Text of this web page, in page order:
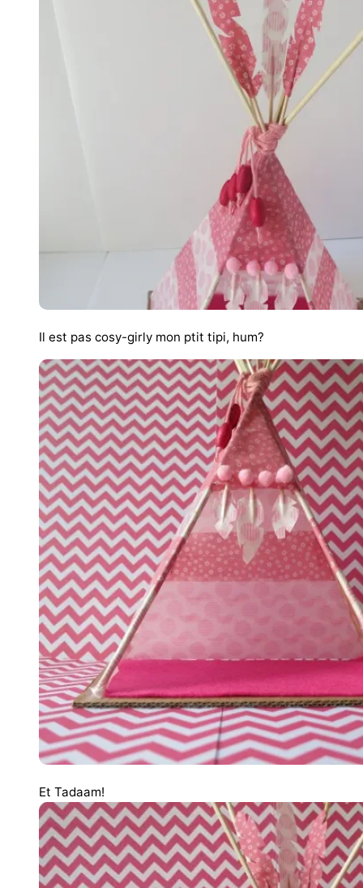
Il est pas cosy-girly mon ptit tipi, hum?
Et Tadaam!